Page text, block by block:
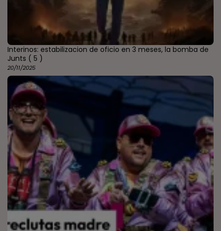
Interinos: estabilizacion de oficio en 3 meses, la bomba de
Junts ( 5 )
20/11/2025